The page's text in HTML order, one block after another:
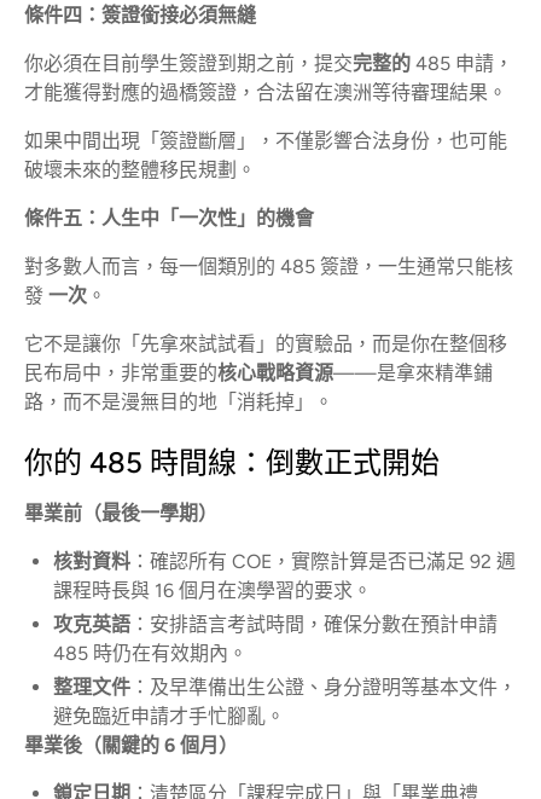
條件四：簽證銜接必須無縫
你必須在目前學生簽證到期之前，提交完整的 485 申請，
才能獲得對應的過橋簽證，合法留在澳洲等待審理結果。
如果中間出現「簽證斷層」，不僅影響合法身份，也可能
破壞未來的整體移民規劃。
條件五：人生中「一次性」的機會
對多數人而言，每一個類別的 485 簽證，一生通常只能核
發 一次 。
它不是讓你「先拿來試試看」的實驗品，而是你在整個移
民布局中，非常重要的核心戰略資源——是拿來精準鋪
路，而不是漫無目的地「消耗掉」。
你的 485 時間線：倒數正式開始
畢業前（最後一學期）
核對資料 ：確認所有 COE，實際計算是否已滿足 92 週
課程時長與 16 個月在澳學習的要求。
攻克英語 ：安排語言考試時間，確保分數在預計申請
485 時仍在有效期內。
整理文件 ：及早準備出生公證、身分證明等基本文件，
避免臨近申請才手忙腳亂。
畢業後（關鍵的 6 個月）
鎖定日期 ：清楚區分「課程完成日」與「畢業典禮